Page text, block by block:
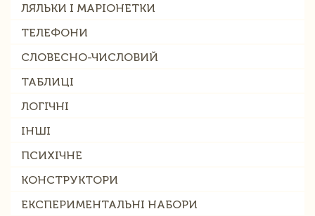
ЛЯЛЬКИ І МАРІОНЕТКИ
ТЕЛЕФОНИ
СЛОВЕСНО-ЧИСЛОВИЙ
ТАБЛИЦІ
ЛОГІЧНІ
ІНШІ
ПСИХІЧНЕ
КОНСТРУКТОРИ
ЕКСПЕРИМЕНТАЛЬНІ НАБОРИ